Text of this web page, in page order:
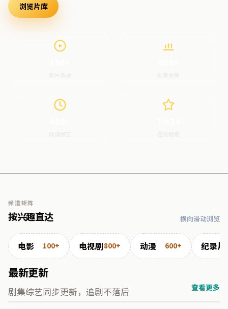
浏览片库
频道矩阵
按兴趣直达 横向滑动浏览
电影 100+ 电视剧800+ 动漫 600+ 纪录片
最新更新
剧集综艺同步更新，追剧不落后 查看更多